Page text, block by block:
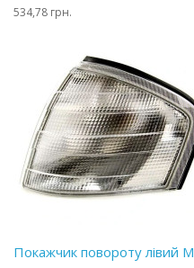
534,78 грн.
Покажчик повороту лівий